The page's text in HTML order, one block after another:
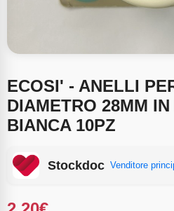
ECOSI' - ANELLI
DIAMETRO 28MM
BIANCA 10PZ
Stockdoc Venditore